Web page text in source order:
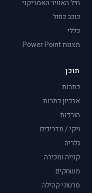
חיל האוויר האמריקני
כוכב כחול
כללי
מצגות Power Point
תוכן
כתבות
ארכיון כתבות
הורדות
ויקי / מדריכים
גלריה
קנייה ומכירה
משחקים
סרטוני קהילה